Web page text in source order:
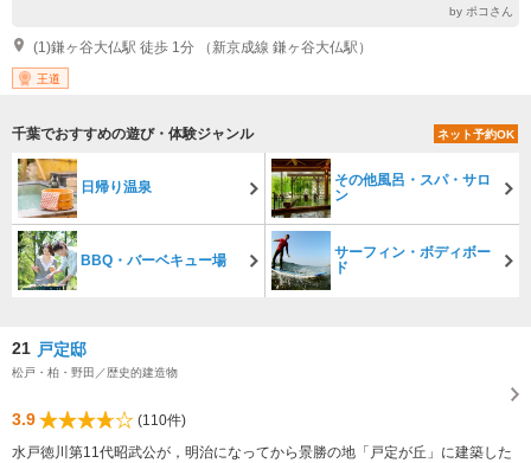
by ポコさん
(1)鎌ヶ谷大仏駅 徒歩 1分 （新京成線 鎌ヶ谷大仏駅）
王道
千葉でおすすめの遊び・体験ジャンル ネット予約OK
日帰り温泉
その他風呂・スパ・サロ
ン
BBQ・バーベキュー場
サーフィン・ボディボー
ド
21 戸定邸
松戸・柏・野田／歴史的建造物
3.9
(110件)
水戸徳川第11代昭武公が，明治になってから景勝の地「戸定が丘」に建築した